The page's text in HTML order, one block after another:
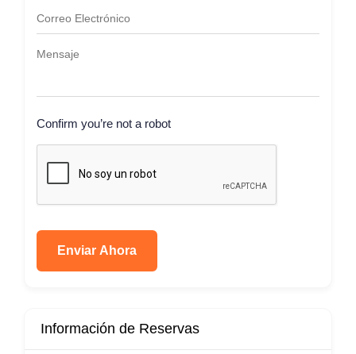
Confirm you’re not a robot
Enviar Ahora
Información de Reservas